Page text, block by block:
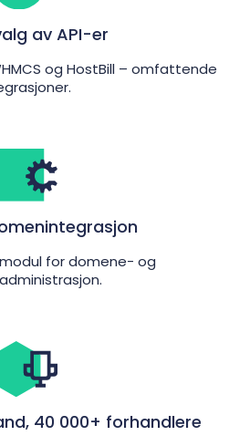
av API-er
og HostBill – omfattende
for domene- og
40 000+ forhandlere